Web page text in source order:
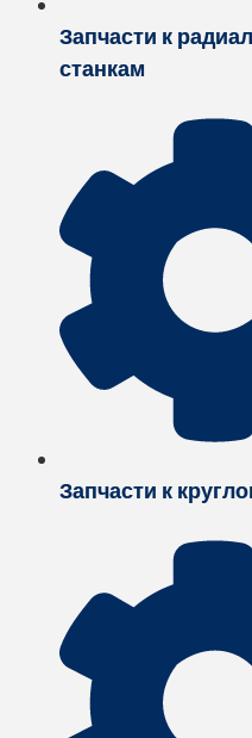
Запчасти к
станкам
Запчасти к